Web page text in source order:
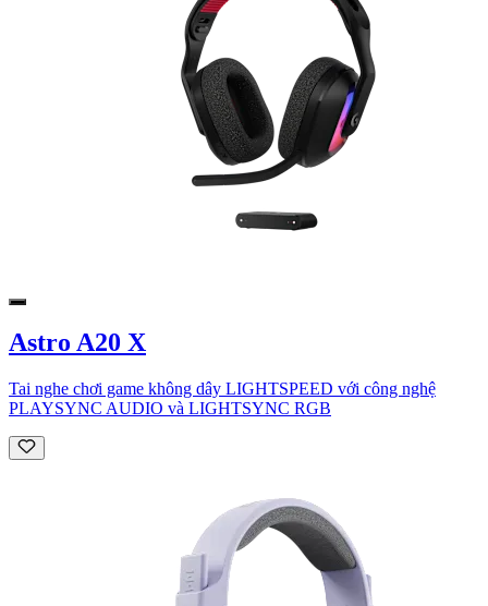
Astro A20 X
Tai nghe chơi game không dây LIGHTSPEED với công nghệ
PLAYSYNC AUDIO và LIGHTSYNC RGB